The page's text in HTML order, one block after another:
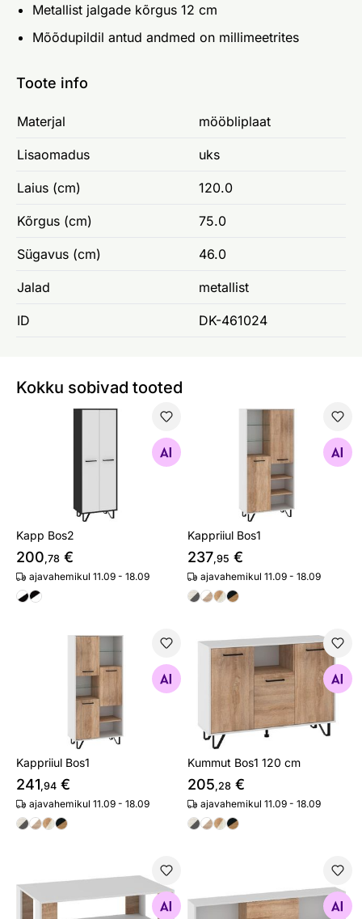
Metallist jalgade kõrgus 12 cm
Mõõdupildil antud andmed on millimeetrites
Toote info
Materjal mööbliplaat
Lisaomadus uks
Laius (cm) 120.0
Kõrgus (cm) 75.0
Sügavus (cm) 46.0
Jalad metallist
ID DK-461024
Kokku sobivad tooted
Kapp Bos2
200,78 €
ajavahemikul 11.09 - 18.09
Otsi sarnaseid
Kappriiul Bos1
237,95 €
ajavahemikul 11.09 - 18.09
Kappriiul Bos1
Otsi sarnaseid
Kappriiul Bos1
241,94 €
ajavahemikul 11.09 - 18.09
Kummut Bos1 120 cm
Otsi sarnaseid
Kummut Bos1 120 cm
205,28 €
ajavahemikul 11.09 - 18.09
Diivanilaud Bos1
Otsi sarnaseid Otsi sarnaseid